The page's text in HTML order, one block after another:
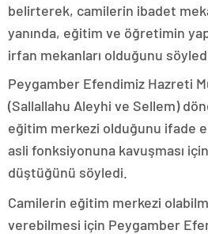
belirterek, camilerin ibadet
yanında, eğitim ve öğretimin
irfan mekanları olduğunu
Peygamber Efendimiz Hazreti
(Sallallahu Aleyhi ve Sellem)
eğitim merkezi olduğunu ifade
asli fonksiyonuna kavuşması
düştüğünü söyledi.
Camilerin eğitim merkezi
verebilmesi için Peygamber